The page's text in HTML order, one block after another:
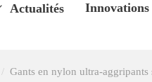
Innovations
Actualités
Gants en nylon ultra-aggripants